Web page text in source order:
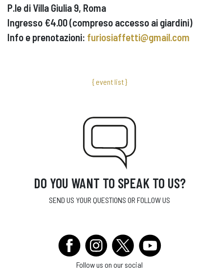
P.le di Villa Giulia 9, Roma
Ingresso €4.00 (compreso accesso ai giardini)
Info e prenotazioni: furiosiaffetti@gmail.com
{ event list }
DO YOU WANT TO SPEAK TO US?
SEND US YOUR QUESTIONS OR FOLLOW US
Follow us on our social